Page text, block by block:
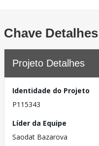
Chave Detalhes
Projeto Detalhes
Identidade do Projeto
P115343
Líder da Equipe
Saodat Bazarova